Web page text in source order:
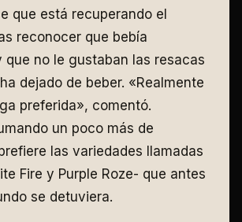
que está recuperando el
reconocer que bebía
que no le gustaban las resacas
dejado de beber. «Realmente
preferida», comentó.
un poco más de
las variedades llamadas
Fire y Purple Roze- que antes
se detuviera.